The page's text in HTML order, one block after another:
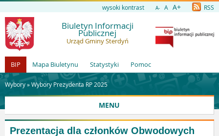
wysoki kontrast A- A A+ RSS
Biuletyn Informacji
Publicznej
Urząd Gminy Sterdyń
BIP Mapa Biuletynu Statystyki Pomoc
Wybory »Wybory Prezydenta RP 2025
MENU
Prezentacja dla członków Obwodowych